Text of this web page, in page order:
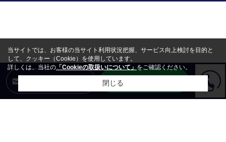
LINEからお問合せ
当サイトでは、お客様の当サイト利用状況把握、サービス向上検討を目的と
して、クッキー（Cookie）を使用しています。
詳しくは、当社の「Cookieの取扱いについて」をご確認ください。
閉じる